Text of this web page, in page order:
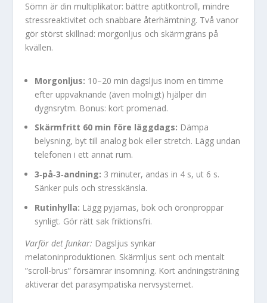
Sömn är din multiplikator: bättre aptitkontroll, mindre
stressreaktivitet och snabbare återhämtning. Två vanor
gör störst skillnad: morgonljus och skärmgräns på
kvällen.
Morgonljus: 10–20 min dagsljus inom en timme
efter uppvaknande (även molnigt) hjälper din
dygnsrytm. Bonus: kort promenad.
Skärmfritt 60 min före läggdags: Dämpa
belysning, byt till analog bok eller stretch. Lägg undan
telefonen i ett annat rum.
3‑på‑3‑andning: 3 minuter, andas in 4 s, ut 6 s.
Sänker puls och stresskänsla.
Rutinhylla: Lägg pyjamas, bok och öronproppar
synligt. Gör rätt sak friktionsfri.
Varför det funkar: Dagsljus synkar
melatoninproduktionen. Skärmljus sent och mentalt
”scroll-brus” försämrar insomning. Kort andningsträning
aktiverar det parasympatiska nervsystemet.